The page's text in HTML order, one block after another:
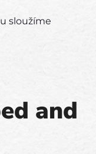
sloužíme
and